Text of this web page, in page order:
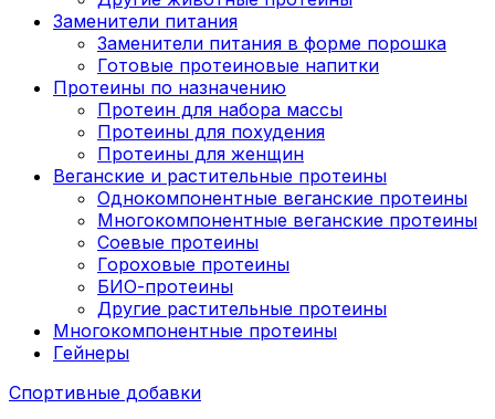
Заменители питания
Заменители питания в форме порошка
Готовые протеиновые напитки
Протеины по назначению
Протеин для набора массы
Протеины для похудения
Протеины для женщин
Веганские и растительные протеины
Однокомпонентные веганские протеины
Многокомпонентные веганские протеины
Соевые протеины
Гороховые протеины
БИО-протеины
Другие растительные протеины
Многокомпонентные протеины
Гейнеры
Спортивные добавки